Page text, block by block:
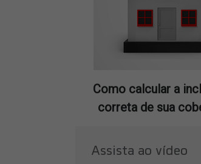
Como calcular a
correta de sua
Assista ao vídeo